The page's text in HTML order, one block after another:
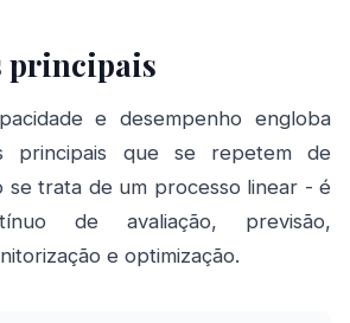
principais
e desempenho engloba
principais que se repetem de
se trata de um processo linear - é
de avaliação, previsão,
e optimização.